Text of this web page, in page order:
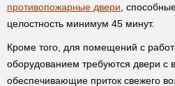
противопожарные двери ,
целостность минимум 45 минут.
Кроме того, для помещений с
оборудованием требуются двери с
обеспечивающие приток свежего